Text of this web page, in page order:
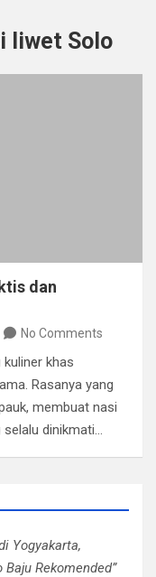
liwet Solo
dan
No Comments
khas
Rasanya yang
membuat nasi
dinikmati…
Yogyakarta,
Rekomended”